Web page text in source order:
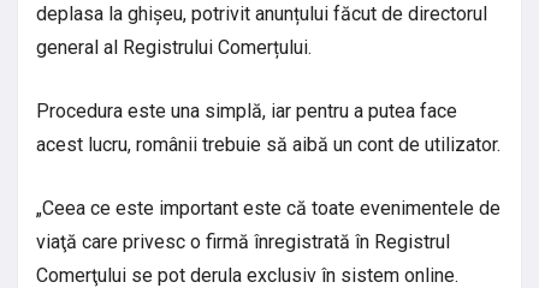
deplasa la ghișeu, potrivit anunțului făcut de directorul
general al Registrului Comerțului.
Procedura este una simplă, iar pentru a putea face
acest lucru, românii trebuie să aibă un cont de utilizator.
„Ceea ce este important este că toate evenimentele de
viaţă care privesc o firmă înregistrată în Registrul
Comerţului se pot derula exclusiv în sistem online.